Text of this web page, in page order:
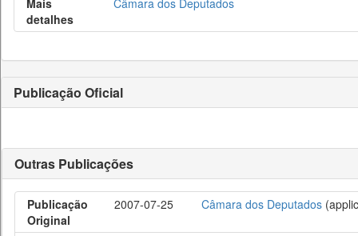
Mais
detalhes
Câmara dos Deputados
Publicação Oficial
Outras Publicações
Publicação
Original
2007-07-25 Câmara dos Deputados